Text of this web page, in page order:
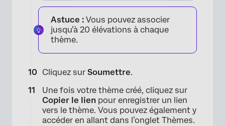
Astuce : Vous pouvez associer
jusqu’à 20 élévations à chaque
thème.
Cliquez sur Soumettre.
Une fois votre thème créé, cliquez sur
Copier le lien pour enregistrer un lien
vers le thème. Vous pouvez également y
accéder en allant dans l’onglet Thèmes.